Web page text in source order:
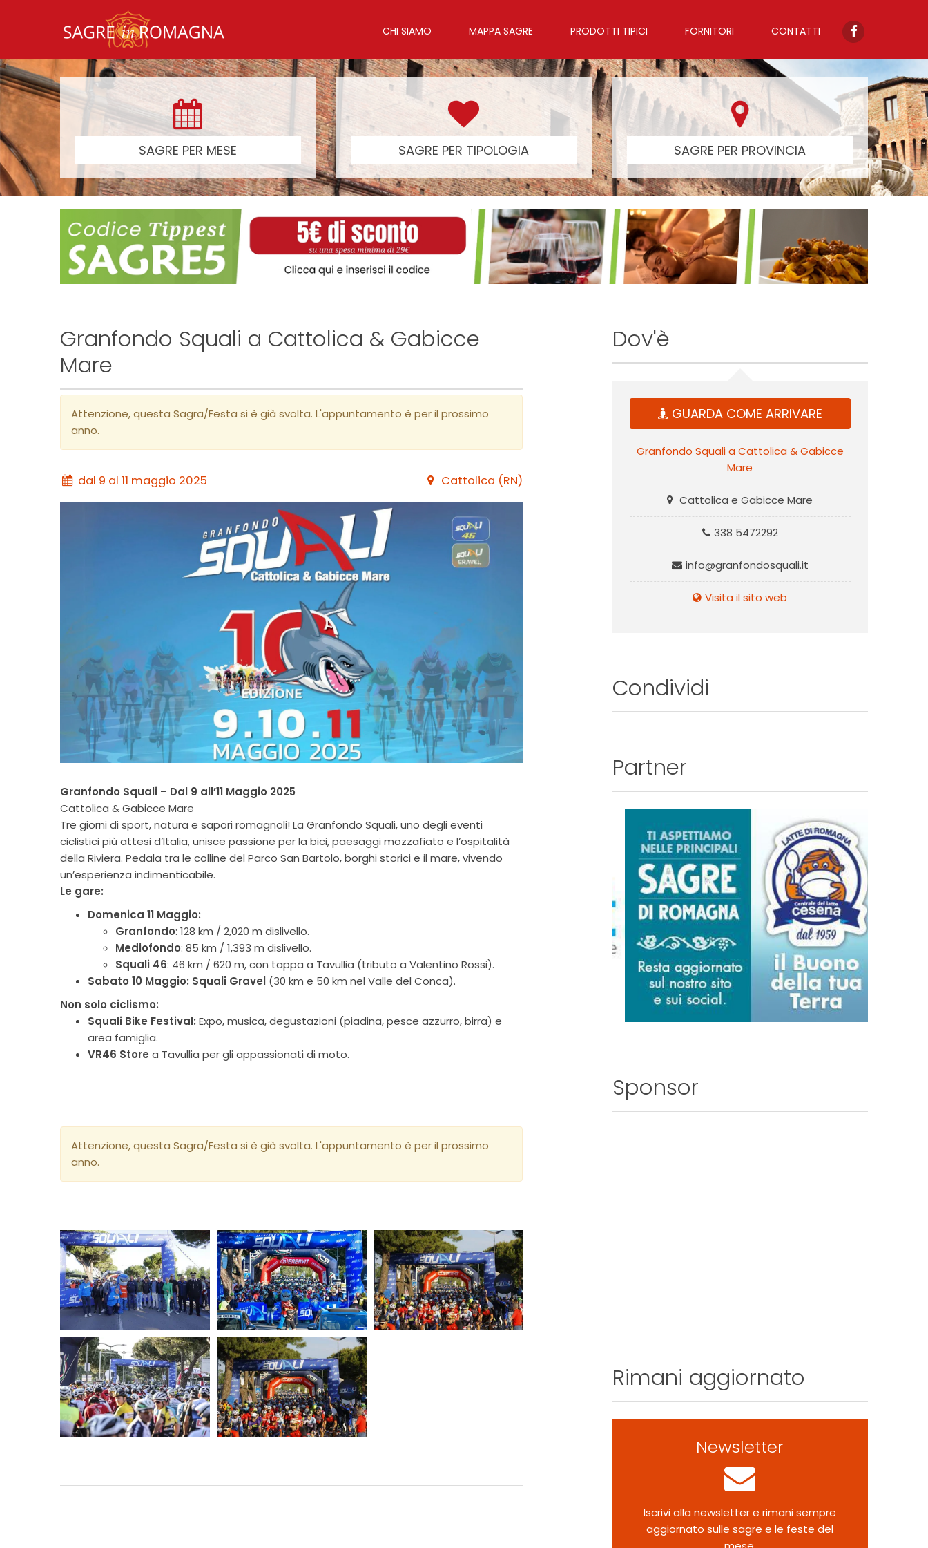
CHI SIAMO MAPPA SAGRE PRODOTTI TIPICI FORNITORI CONTATTI
SAGRE PER MESE SAGRE PER TIPOLOGIA SAGRE PER PROVINCIA
Granfondo Squali a Cattolica & Gabicce
Mare
Attenzione, questa Sagra/Festa si è già svolta. L'appuntamento è per il prossimo
anno.
dal 9 al 11 maggio 2025 Cattolica (RN)
Granfondo Squali – Dal 9 all’11 Maggio 2025
Cattolica & Gabicce Mare
Tre giorni di sport, natura e sapori romagnoli! La Granfondo Squali, uno degli eventi
ciclistici più attesi d’Italia, unisce passione per la bici, paesaggi mozzafiato e l’ospitalità
della Riviera. Pedala tra le colline del Parco San Bartolo, borghi storici e il mare, vivendo
un’esperienza indimenticabile.
Le gare:
Domenica 11 Maggio:
Granfondo: 128 km / 2,020 m dislivello.
Mediofondo: 85 km / 1,393 m dislivello.
Squali 46: 46 km / 620 m, con tappa a Tavullia (tributo a Valentino Rossi).
Sabato 10 Maggio: Squali Gravel (30 km e 50 km nel Valle del Conca).
Non solo ciclismo:
Squali Bike Festival: Expo, musica, degustazioni (piadina, pesce azzurro, birra) e
area famiglia.
VR46 Store a Tavullia per gli appassionati di moto.
Attenzione, questa Sagra/Festa si è già svolta. L'appuntamento è per il prossimo
anno.
Dov'è
GUARDA COME ARRIVARE
Granfondo Squali a Cattolica & Gabicce
Mare
Cattolica e Gabicce Mare
338 5472292
info@granfondosquali.it
Visita il sito web
Condividi
Partner
Sponsor
Rimani aggiornato
Newsletter
Iscrivi alla newsletter e rimani sempre
aggiornato sulle sagre e le feste del